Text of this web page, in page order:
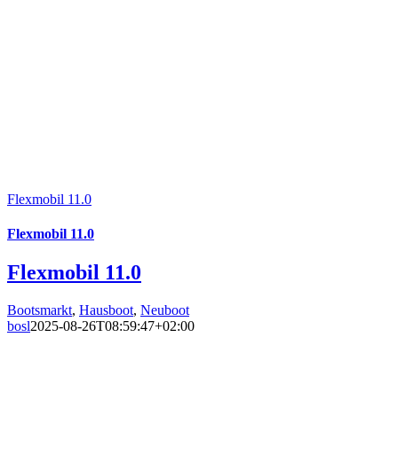
Flexmobil 11.0
Flexmobil 11.0
Flexmobil 11.0
Bootsmarkt, Hausboot, Neuboot
bosl2025-08-26T08:59:47+02:00